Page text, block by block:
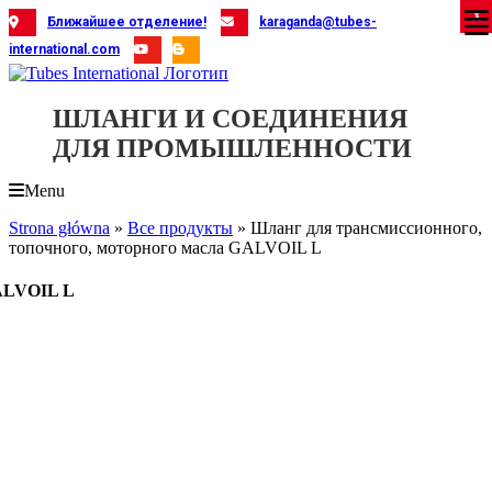
Skip
to
content
Ближайшее отделение!
karaganda@tubes-
international.com
ШЛАНГИ И СОЕДИНЕНИЯ
ДЛЯ ПРОМЫШЛЕННОСТИ
Menu
Strona główna » Все продукты » Шланг для трансмиссионного,
топочного, моторного масла GALVOIL L
L
X
X
X
X
X
X
X
X
X
X
X
X
X
X
X
X
X
X
X